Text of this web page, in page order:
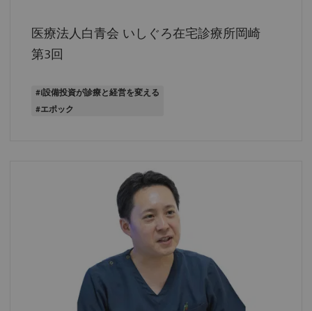
医療法人白青会 いしぐろ在宅診療所岡崎
第3回
#i設備投資が診療と経営を変える
#エポック